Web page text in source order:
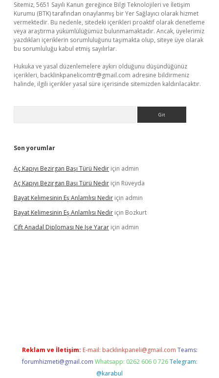
Sitemiz, 5651 Sayılı Kanun gereğince Bilgi Teknolojileri ve İletişim
Kurumu (BTK) tarafından onaylanmış bir Yer Sağlayıcı olarak hizmet
vermektedir. Bu nedenle, sitedeki içerikleri proaktif olarak denetleme
veya araştırma yükümlülüğümüz bulunmamaktadır. Ancak, üyelerimiz
yazdıkları içeriklerin sorumluluğunu taşımakta olup, siteye üye olarak
bu sorumluluğu kabul etmiş sayılırlar.
Hukuka ve yasal düzenlemelere aykırı olduğunu düşündüğünüz
içerikleri, backlinkpanelicomtr@gmail.com adresine bildirmeniz
halinde, ilgili içerikler yasal süre içerisinde sitemizden kaldırılacaktır.
Son yorumlar
Aç Kapıyı Bezirgan Başı Türü Nedir için admin
Aç Kapıyı Bezirgan Başı Türü Nedir için Rüveyda
Bayat Kelimesinin Eş Anlamlısı Nedir için admin
Bayat Kelimesinin Eş Anlamlısı Nedir için Bozkurt
Çift Anadal Diploması Ne Işe Yarar için admin
Reklam ve İletişim: E-mail: backlinkpaneli@gmail.com Teams:
forumhizmeti@gmail.com Whatsapp: 0262 606 0 726 Telegram:
@karabul